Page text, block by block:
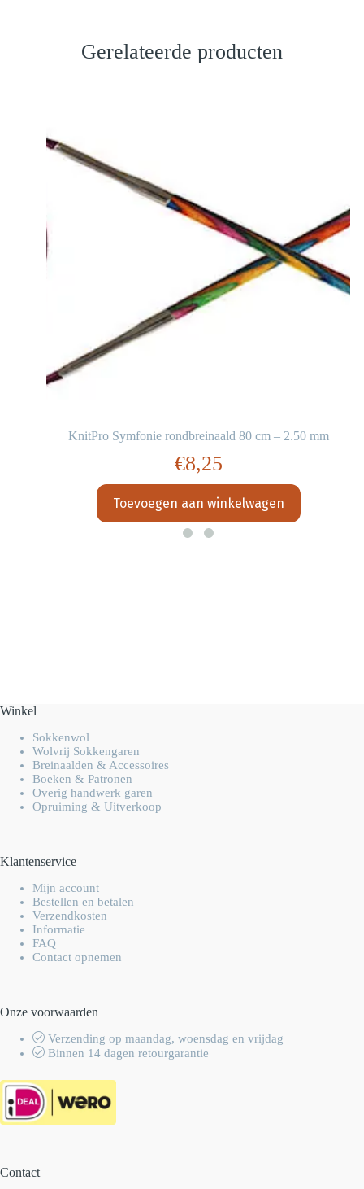
Gerelateerde producten
KnitPro Symfonie rondbreinaald 80 cm – 2.50 mm
€8,25
Toevoegen aan winkelwagen
Winkel
Sokkenwol
Wolvrij Sokkengaren
Breinaalden & Accessoires
Boeken & Patronen
Overig handwerk garen
Opruiming & Uitverkoop
Klantenservice
Mijn account
Bestellen en betalen
Verzendkosten
Informatie
FAQ
Contact opnemen
Onze voorwaarden
Verzending op maandag, woensdag en vrijdag
Binnen 14 dagen retourgarantie
Contact